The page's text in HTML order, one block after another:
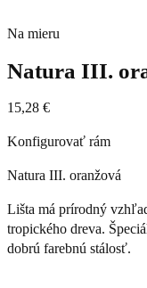
Na mieru
Natura III.
15,28 €
Konfigurovať rám
Natura III. oranžová
Lišta má prírodný
tropického dreva.
dobrú farebnú stálosť.